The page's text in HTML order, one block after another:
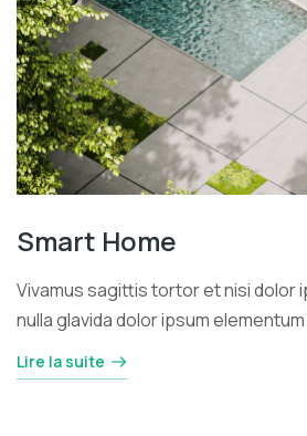
Smart Home
Vivamus sagittis tortor et nisi dolor
nulla glavida dolor ipsum
Lire la suite